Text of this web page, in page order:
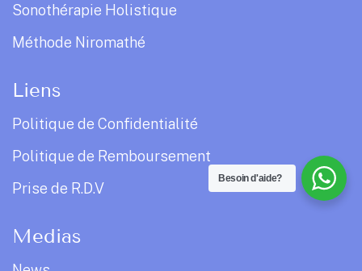
Sonothérapie Holistique
Méthode Niromathé
Liens
Politique de Confidentialité
Politique de Remboursement
Prise de R.D.V
Medias
Besoin d'aide?